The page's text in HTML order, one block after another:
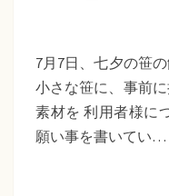
7月7日、七夕の笹
小さな笹に、事前
素材を 利用者様に
願い事を書いてい…